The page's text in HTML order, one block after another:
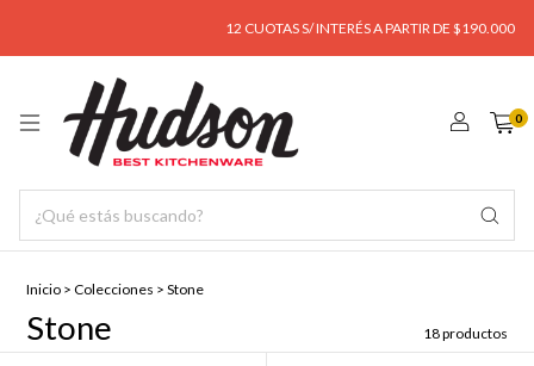
12 CUOTAS S/ INTERÉS A PARTIR DE $190.000
0
Inicio > Colecciones > Stone
Stone 18 productos